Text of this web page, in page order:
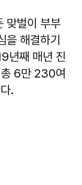
맞벌이 부부
해결하기
년째 매년 진
총 6만 230여
.